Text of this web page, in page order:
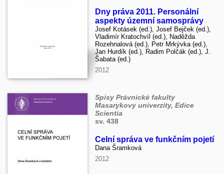
Dny práva 2011. Personální
aspekty územní samosprávy
Josef Kotásek (ed.), Josef Bejček (ed.),
Vladimír Kratochvíl (ed.), Naděžda
Rozehnalová (ed.), Petr Mrkývka (ed.),
Jan Hurdík (ed.), Radim Polčák (ed.), J.
Šabata (ed.)
2012
Spisy Právnické fakulty
Masarykovy univerzity, Edice
Scientia
sv. 438
Celní správa ve funkčním pojetí
Dana Šramková
2012